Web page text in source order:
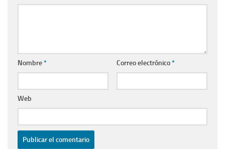
Nombre* Correo electrónico*
Web